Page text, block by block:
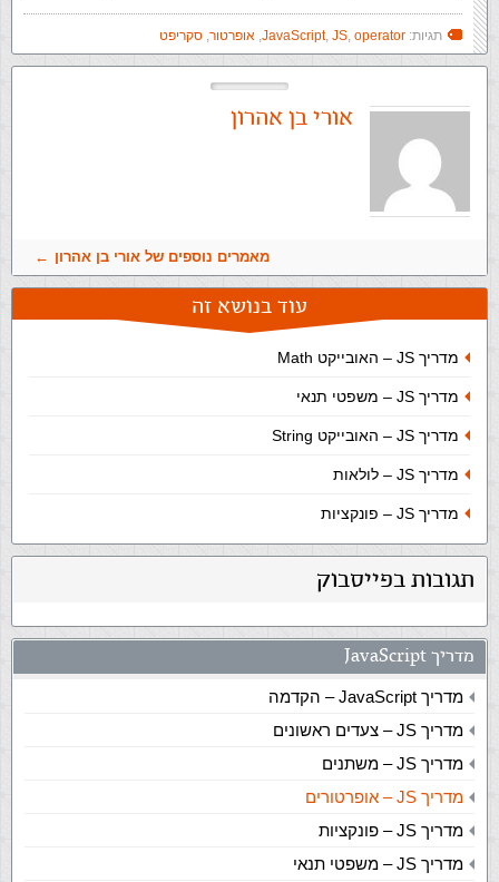
תגיות: JavaScript, JS, operator
, אופרטור, סקריפט
אורי בן אהרון
מאמרים נוספים של אורי בן אהרון
עוד בנושא זה
מדריך JS – האובייקט Math
מדריך JS – משפטי תנאי
מדריך JS – האובייקט String
מדריך JS – לולאות
מדריך JS – פונקציות
תגובות בפייסבוק
מדריך JavaScript
מדריך JavaScript – הקדמה
מדריך JS – צעדים ראשונים
מדריך JS – משתנים
מדריך JS – אופרטורים
מדריך JS – פונקציות
מדריך JS – משפטי תנאי